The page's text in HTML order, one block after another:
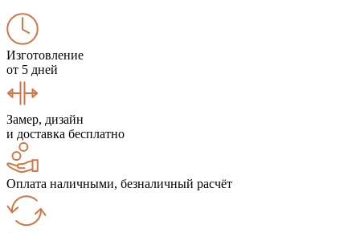
Изготовление
от 5 дней
Замер, дизайн
и доставка бесплатно
Оплата наличными, безналичный расчёт